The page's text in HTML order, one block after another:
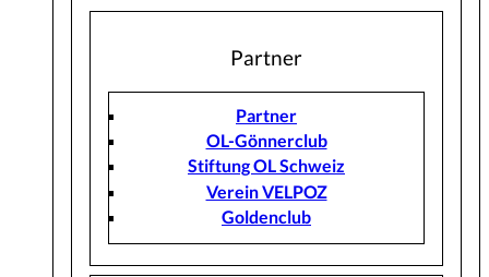
Partner
Partner
OL-Gönnerclub
Stiftung OL Schweiz
Verein VELPOZ
Goldenclub